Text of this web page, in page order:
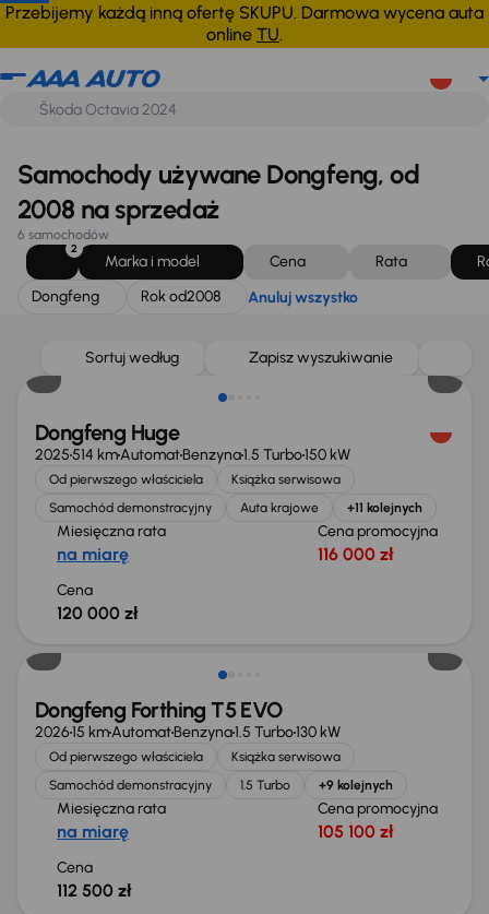
Przebijemy każdą inną ofertę SKUPU. Darmowa wycena auta
online TU.
Dongfeng Rok od2008 Anuluj wszystko
Samochody używane Dongfeng, od
2008 na sprzedaż
6 samochodów
2
Marka i model Cena Rata
Dongfeng
Rok od2008 Anuluj wszystko
Sortuj według Zapisz wyszukiwanie
Od nowego taniej o 29 999 zł
Dongfeng Huge
2025514 kmAutomatBenzyna1.5 Turbo150 kW
Od pierwszego właściciela
Książka serwisowa
Samochód demonstracyjny
Auta krajowe +11 kolejnych
Miesięczna rata
na miarę
Cena promocyjna
116 000 zł
Cena
120 000 zł
Dongfeng Forthing T5 EVO
202615 kmAutomatBenzyna1.5 Turbo130 kW
Od pierwszego właściciela
Książka serwisowa
Samochód demonstracyjny
1.5 Turbo +9 kolejnych
Miesięczna rata
na miarę
Cena promocyjna
105 100 zł
Cena
112 500 zł
Od nowego taniej o 38 900 zł